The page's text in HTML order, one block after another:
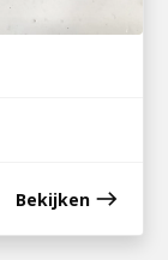
Bekijken east